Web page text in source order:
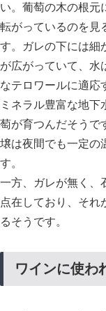
い。葡萄の木の根元
転がっているのを見
す。ガレの下には細
が広がっていて、水
なテロワールに適応
ミネラル豊富な地下
萄が育つんだそうで
壌は夜間でも一定の
す。
一方、ガレが無く、
点在しており、それ
るそうです。
ワインに使わ